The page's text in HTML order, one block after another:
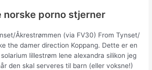
norske porno stjerner
Åkrestrømmen (via FV30) From Tynset/
the damer direction Koppang. Dette er en
lillestrøm lene alexandra silikon jeg
den skal serveres til barn (eller voksne!)